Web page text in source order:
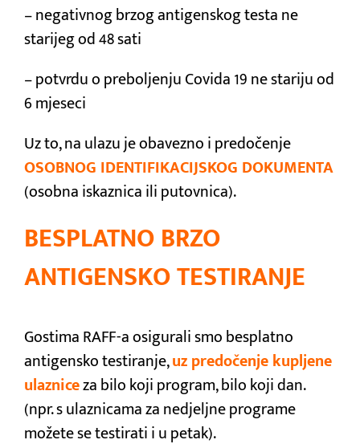
– negativnog brzog antigenskog testa ne
starijeg od 48 sati
– potvrdu o preboljenju Covida 19 ne stariju od
6 mjeseci
Uz to, na ulazu je obavezno i predočenje
OSOBNOG IDENTIFIKACIJSKOG DOKUMENTA
(osobna iskaznica ili putovnica).
BESPLATNO BRZO
ANTIGENSKO TESTIRANJE
Gostima RAFF-a osigurali smo besplatno
antigensko testiranje,uz predočenje kupljene
ulazniceza bilo koji program, bilo koji dan.
(npr. s ulaznicama za nedjeljne programe
možete se testirati i u petak).